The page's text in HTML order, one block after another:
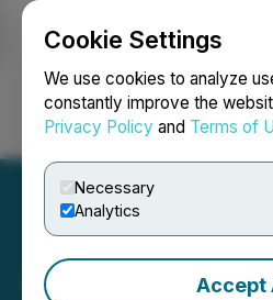
Cookie Settings
We use cookies to analyze
constantly improve the
Privacy Policy and Terms of
Necessary
Analytics
Accept
Login Search